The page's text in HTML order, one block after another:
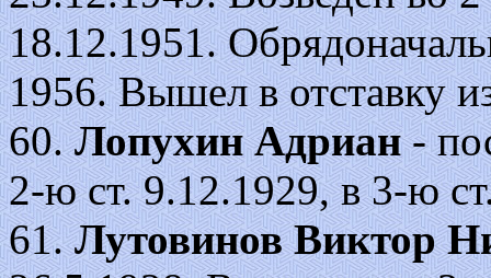
18.12.1951.
1956. Вышел в отставку
60.Лопухин Адриан-
2-ю ст. 9.12.1929, в 3-ю
61.Лутовинов Виктор